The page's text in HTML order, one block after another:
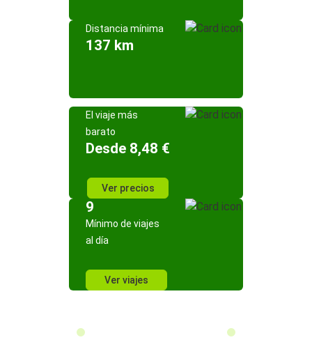
Distancia mínima
137 km
El viaje más
barato
Desde 8,48 €
Ver precios
9
Mínimo de viajes
al día
Ver viajes